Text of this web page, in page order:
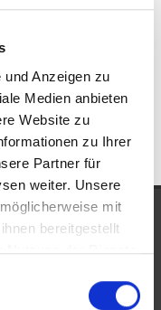
Anzeigen zu
Medien anbieten
Website zu
zu Ihrer
Partner für
weiter. Unsere
mit
bereitgestellt
Nutzung der Dienste
Immobilien
Hähnlein